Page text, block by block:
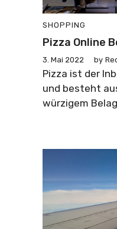
SHOPPING
Pizza Online
3. Mai 2022 by
Pizza ist der
und besteht
würzigem